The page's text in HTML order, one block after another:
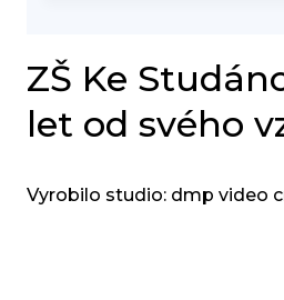
ZŠ Ke
let od svého
Vyrobilo studio: dmp video